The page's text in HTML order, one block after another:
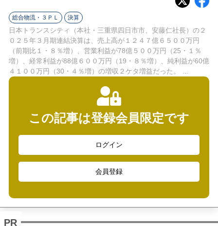
イ
ン
総合物流・３ＰＬ 決算
日本トランスシティ（本社・三重県四日市市、安藤仁社長）の２
０２５年３月期連結決算は、売上高が１２４７億６５００万円
（前期比１・８％増）、営業利益が78億５００万円（25・１％
増）、経常利益が88億６００万円（19・８％増）、純利益が60億
４１００万円（30・４％増）の増収２ケタ増益だった。 …
この記事は登録会員限定です
ログイン
会員登録